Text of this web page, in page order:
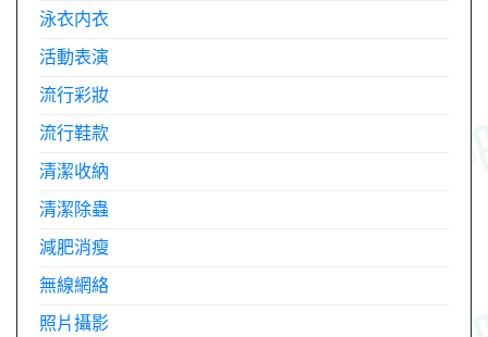
泳衣内衣
活動表演
流行彩妝
流行鞋款
清潔收納
清潔除蟲
減肥消瘦
無線網絡
照片攝影